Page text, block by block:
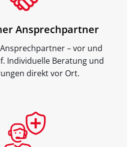
Ansprechpartner
– vor und
Individuelle Beratung und
direkt vor Ort.